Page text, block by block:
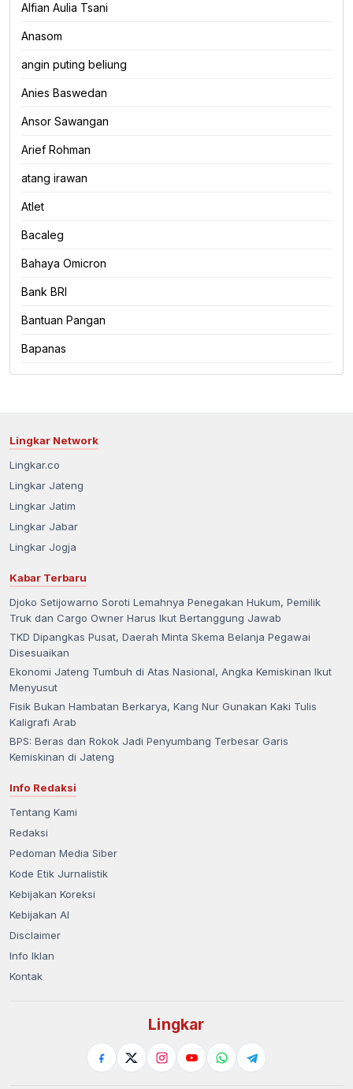
Alfian Aulia Tsani
Anasom
angin puting beliung
Anies Baswedan
Ansor Sawangan
Arief Rohman
atang irawan
Atlet
Bacaleg
Bahaya Omicron
Bank BRI
Bantuan Pangan
Bapanas
Lingkar Network
Lingkar.co
Lingkar Jateng
Lingkar Jatim
Lingkar Jabar
Lingkar Jogja
Kabar Terbaru
Djoko Setijowarno Soroti Lemahnya Penegakan Hukum, Pemilik
Truk dan Cargo Owner Harus Ikut Bertanggung Jawab
TKD Dipangkas Pusat, Daerah Minta Skema Belanja Pegawai
Disesuaikan
Ekonomi Jateng Tumbuh di Atas Nasional, Angka Kemiskinan Ikut
Menyusut
Fisik Bukan Hambatan Berkarya, Kang Nur Gunakan Kaki Tulis
Kaligrafi Arab
BPS: Beras dan Rokok Jadi Penyumbang Terbesar Garis
Kemiskinan di Jateng
Info Redaksi
Tentang Kami
Redaksi
Pedoman Media Siber
Kode Etik Jurnalistik
Kebijakan Koreksi
Kebijakan AI
Disclaimer
Info Iklan
Kontak
Lingkar